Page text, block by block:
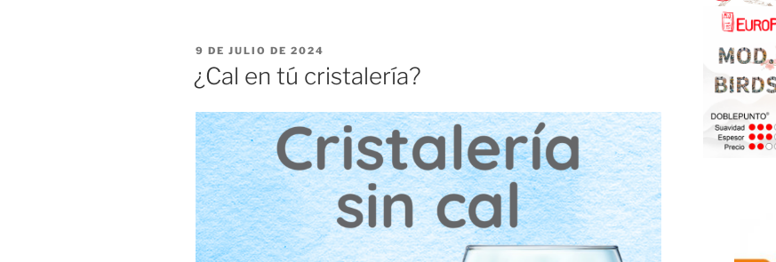
PUBLICADO
9 DE JULIO DE 2024
¿Cal en tú cristalería?